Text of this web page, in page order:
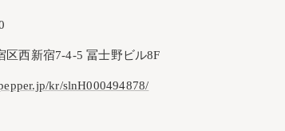
区西新宿7-4-5 冨士野ビル8F
kr/slnH000494878/